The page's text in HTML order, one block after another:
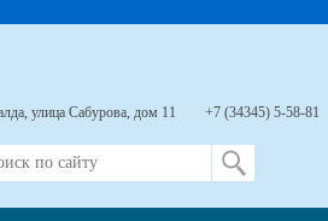
улица Сабурова, дом 11 +7 (34345) 5-58-81